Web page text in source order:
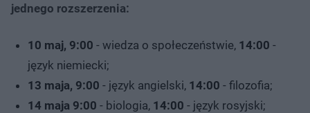
jednego rozszerzenia:
10 maj, 9:00 - wiedza o społeczeństwie, 14:00 -
język niemiecki;
13 maja, 9:00 - język angielski, 14:00 - filozofia;
14 maja 9:00 - biologia, 14:00 - język rosyjski;